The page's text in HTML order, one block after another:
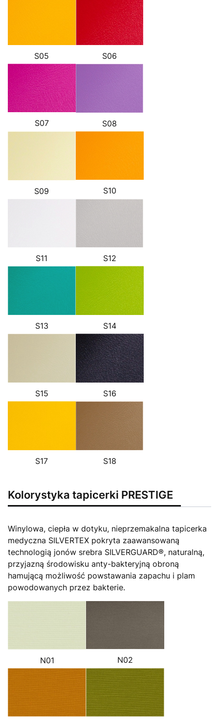
S05 S06
S07 S08
S09 S10
S11 S12
S13 S14
S15 S16
S17 S18
Kolorystyka tapicerki PRESTIGE
Winylowa, ciepła w dotyku, nieprzemakalna tapicerka
medyczna SILVERTEX pokryta zaawansowaną
technologią jonów srebra SILVERGUARD®, naturalną,
przyjazną środowisku anty-bakteryjną obroną
hamującą możliwość powstawania zapachu i plam
powodowanych przez bakterie.
N01 N02